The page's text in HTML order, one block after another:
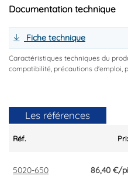
Documentation technique
Fiche technique
Caractéristiques techniques du
compatibilité, précautions d'emploi,
Les références
Réf.
5020-650 86,40 €/